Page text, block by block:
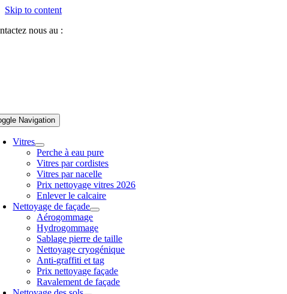
Skip to content
nous au :
Navigation
Vitres
Perche à eau pure
Vitres par cordistes
Vitres par nacelle
Prix nettoyage vitres 2026
Enlever le calcaire
Nettoyage de façade
Aérogommage
Hydrogommage
Sablage pierre de taille
Nettoyage cryogénique
Anti-graffiti et tag
Prix nettoyage façade
Ravalement de façade